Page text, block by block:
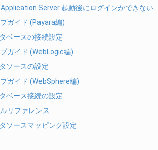
Server 起動後にログインができない
ガイド (Payara編)
ベースの接続設定
ガイド (WebLogic編)
ソースの設定
ガイド (WebSphere編)
ベース接続の設定
リファレンス
ソースマッピング設定